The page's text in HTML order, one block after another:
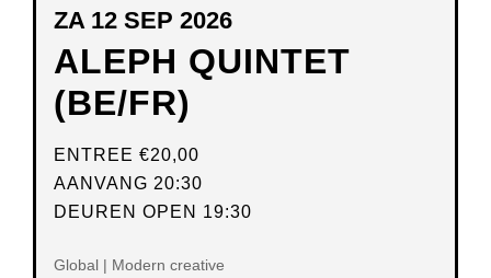
ALEPH QUINTET
(BE/FR)
ZA 12 SEP 2026
ENTREE €20,00
AANVANG 20:30
DEUREN OPEN 19:30
Global | Modern creative